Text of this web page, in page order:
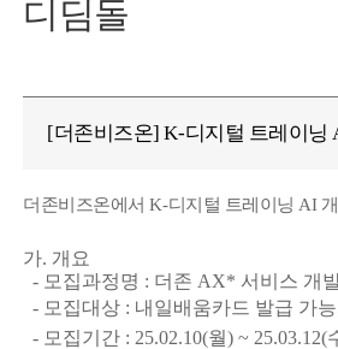
디딤돌
[더존비즈온] K-디지털 트레이닝
더존비즈온에서 K-디지털 트레이닝 AI
가. 개요
- 모집과정명 : 더존 AX* 서비스 개
- 모집대상 : 내일배움카드 발급 가
- 모집기간 : 25.02.10(월) ~ 25.03.12(